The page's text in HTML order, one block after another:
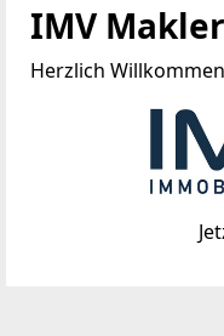
IMV
Herzlich